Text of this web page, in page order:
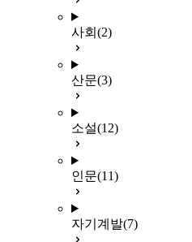
사회 (2)
산문(3)
소설(12)
인문(11)
자기계발(7)